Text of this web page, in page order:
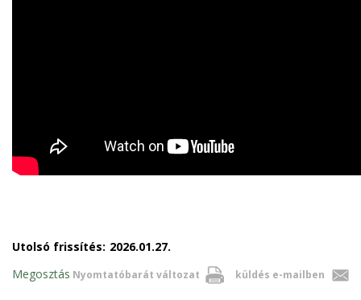
Utolsó frissítés: 2026.01.27.
Nyomtatóbarát változat küldés e-mailben
Megosztás